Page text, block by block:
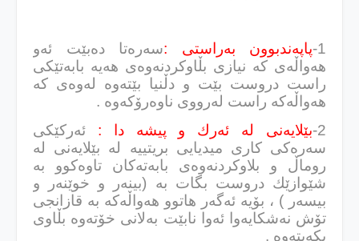
1- پاپه‌ندبوون به‌راستی :سه‌ره‌تا ده‌بێت ئه‌و
هه‌واڵه‌ی كه‌ نیازی بڵاوكردنه‌وه‌ی هه‌یه‌ بابه‌تێكی
راست دروست بێت و دڵنیا بێته‌وه‌ له‌وه‌ی كه‌
هه‌واڵه‌كه‌ راست له‌رووی ناوه‌رۆكه‌وه‌ .
2- بێلایه‌نی له‌ ئه‌رك و پیشه‌ دا : ئه‌ركێكی
سه‌ره‌كی كاری میدیایی بریتییه‌ له‌ بێلایه‌نی له‌
روماڵ و بلاوكردنه‌وه‌ی بابه‌ته‌كان تاوه‌كوو به‌
شێوازێك دروست بگات به‌ (بینه‌ر و خوێنه‌ر و
بیسه‌ر ) ، بۆیه‌ ئه‌گه‌ر هاتوو هه‌واڵه‌كه‌ به‌ قازانجی
تۆش نه‌شكایه‌وا ئه‌وا نابێت به‌لانی خۆته‌وه‌ بڵاوی
بكه‌یته‌وه‌ .